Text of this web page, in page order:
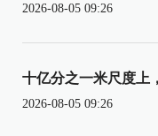
2026-08-05 09:26
十亿分之一米尺度上
2026-08-05 09:26